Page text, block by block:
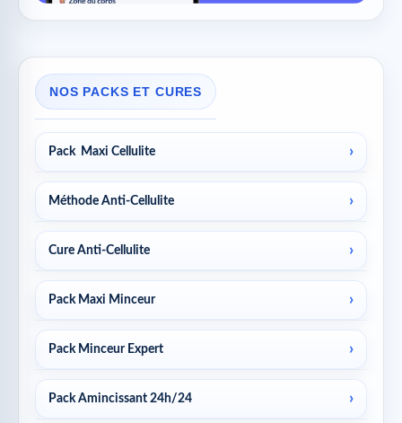
NOS PACKS ET CURES
Pack Maxi Cellulite
Méthode Anti-Cellulite
Cure Anti-Cellulite
Pack Maxi Minceur
Pack Minceur Expert
Pack Amincissant 24h/24